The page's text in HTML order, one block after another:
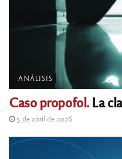
ANÁLISIS
Caso propofol.La
5 de abril de 2026